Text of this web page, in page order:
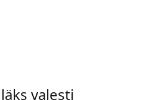
valesti